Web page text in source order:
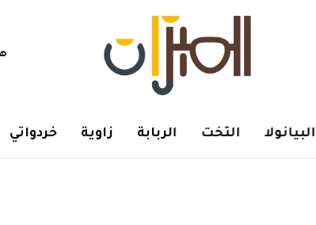
البيانولا التخت الربابة زاوية خردواتي